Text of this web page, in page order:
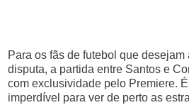
Para os fãs de futebol que desejam
disputa, a partida entre Santos e
com exclusividade pelo Premiere.
imperdível para ver de perto as